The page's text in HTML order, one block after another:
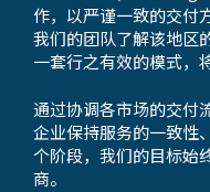
作，以严谨一致的交付
我们的团队了解该地区
一套行之有效的模式，
通过协调各市场的交付
企业保持服务的一致性
个阶段，我们的目标始
商。